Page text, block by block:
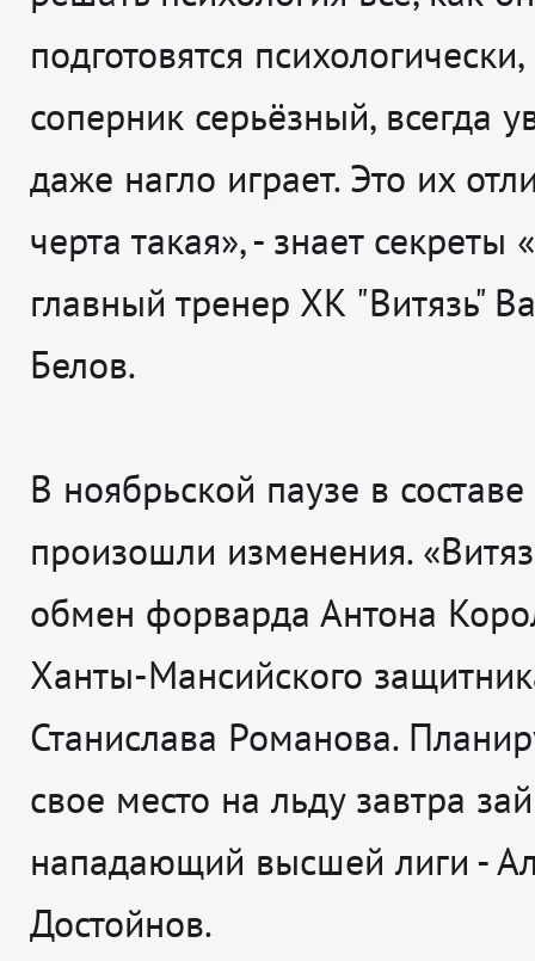
подготовятся
соперник серьёзный, всегда
даже нагло играет. Это их
черта такая», - знает секреты
главный тренер ХК "Витязь"
Белов.
В ноябрьской паузе в
произошли изменения.
обмен форварда Антона
Ханты-Мансийского
Станислава Романова.
свое место на льду завтра
нападающий высшей лиги -
Достойнов.